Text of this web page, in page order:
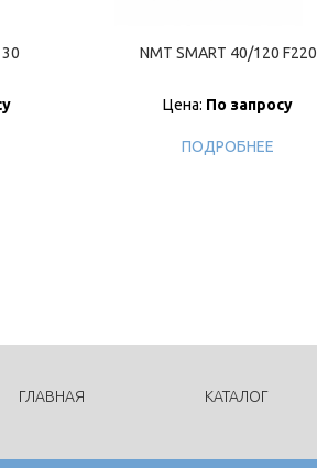
NMT SMART 40/120 F220
Цена: По запросу
ПОДРОБНЕЕ
ГЛАВНАЯ КАТАЛОГ